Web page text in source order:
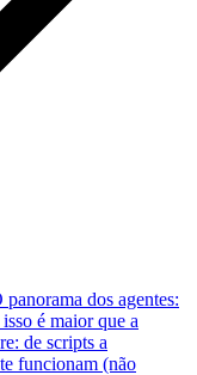
panorama dos agentes:
é maior que a
de scripts a
funcionam (não